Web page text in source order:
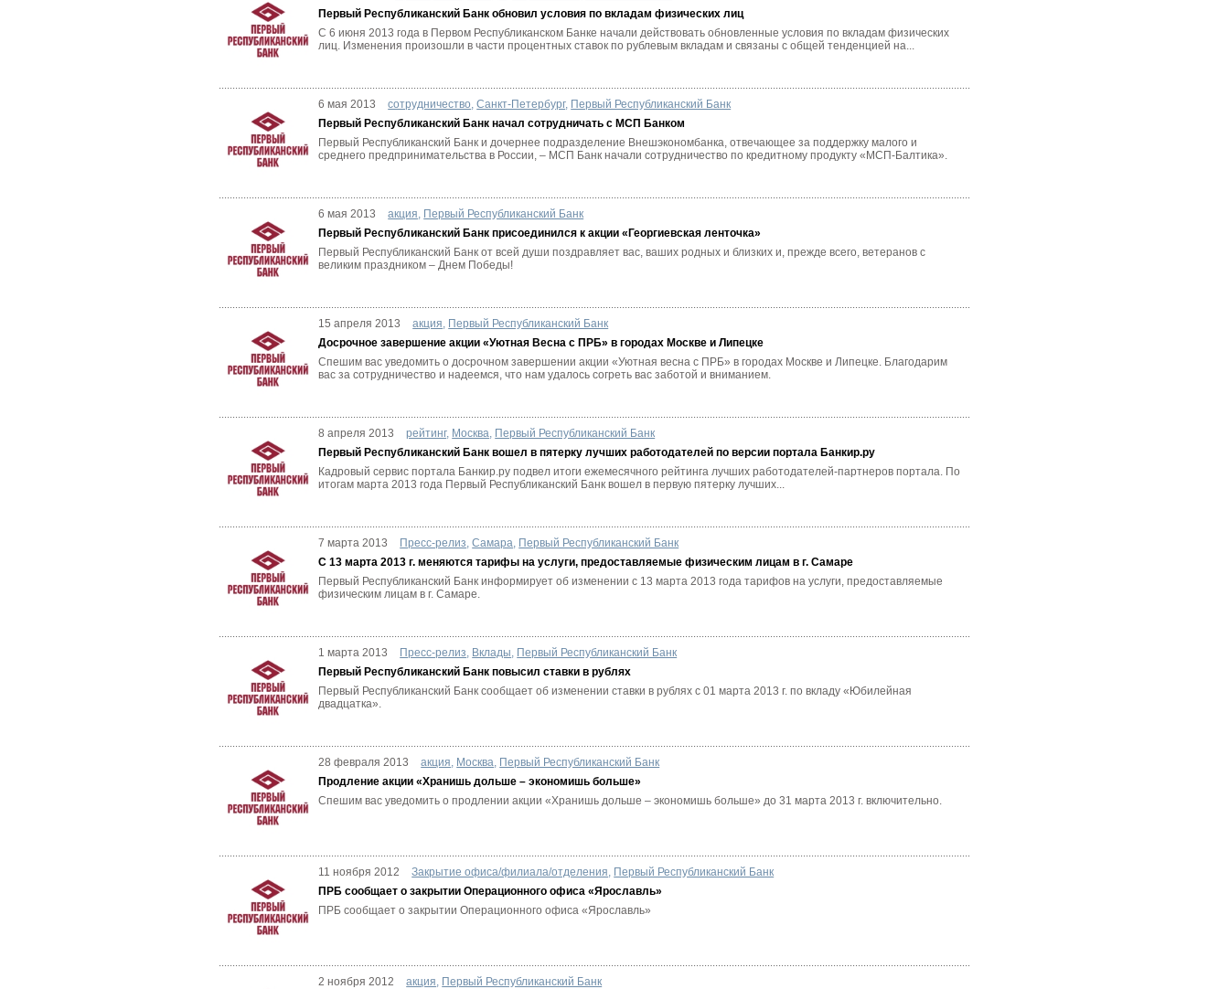
Первый Республиканский Банк обновил условия по вкладам физических лиц
С 6 июня 2013 года в Первом Республиканском Банке начали действовать обновленные условия по вкладам физических
лиц. Изменения произошли в части процентных ставок по рублевым вкладам и связаны с общей тенденцией на...
6 мая 2013 сотрудничество,Санкт-Петербург, Первый Республиканский Банк
Первый Республиканский Банк начал сотрудничать с МСП Банком
Первый Республиканский Банк и дочернее подразделение Внешэкономбанка, отвечающее за поддержку малого и
среднего предпринимательства в России, – МСП Банк начали сотрудничество по кредитному продукту «МСП-Балтика».
6 мая 2013 акция, Первый Республиканский Банк
Первый Республиканский Банк присоединился к акции «Георгиевская ленточка»
Первый Республиканский Банк от всей души поздравляет вас, ваших родных и близких и, прежде всего, ветеранов с
великим праздником – Днем Победы!
15 апреля 2013 акция, Первый Республиканский Банк
Досрочное завершение акции «Уютная Весна с ПРБ» в городах Москве и Липецке
Спешим вас уведомить о досрочном завершении акции «Уютная весна с ПРБ» в городах Москве и Липецке. Благодарим
вас за сотрудничество и надеемся, что нам удалось согреть вас заботой и вниманием.
8 апреля 2013 рейтинг, Москва, Первый Республиканский Банк
Первый Республиканский Банк вошел в пятерку лучших работодателей по версии портала Банкир.ру
Кадровый сервис портала Банкир.ру подвел итоги ежемесячного рейтинга лучших работодателей-партнеров портала. По
итогам марта 2013 года Первый Республиканский Банк вошел в первую пятерку лучших...
7 марта 2013 Пресс-релиз,Самара, Первый Республиканский Банк
С 13 марта 2013 г. меняются тарифы на услуги, предоставляемые физическим лицам в г. Самаре
Первый Республиканский Банк информирует об изменении с 13 марта 2013 года тарифов на услуги, предоставляемые
физическим лицам в г. Самаре.
1 марта 2013 Пресс-релиз, Вклады, Первый Республиканский Банк
Первый Республиканский Банк повысил ставки в рублях
Первый Республиканский Банк сообщает об изменении ставки в рублях с 01 марта 2013 г. по вкладу «Юбилейная
двадцатка».
28 февраля 2013 акция, Москва, Первый Республиканский Банк
Продление акции «Хранишь дольше – экономишь больше»
Спешим вас уведомить о продлении акции «Хранишь дольше – экономишь больше» до 31 марта 2013 г. включительно.
11 ноября 2012 Закрытие офиса/филиала/отделения, Первый Республиканский Банк
ПРБ сообщает о закрытии Операционного офиса «Ярославль»
ПРБ сообщает о закрытии Операционного офиса «Ярославль»
2 ноября 2012 акция, Первый Республиканский Банк